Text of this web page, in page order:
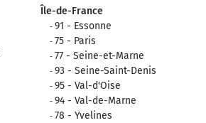
Île-de-France
91 - Essonne
75 - Paris
77 - Seine-et-Marne
93 - Seine-Saint-Denis
95 - Val-d'Oise
94 - Val-de-Marne
78 - Yvelines